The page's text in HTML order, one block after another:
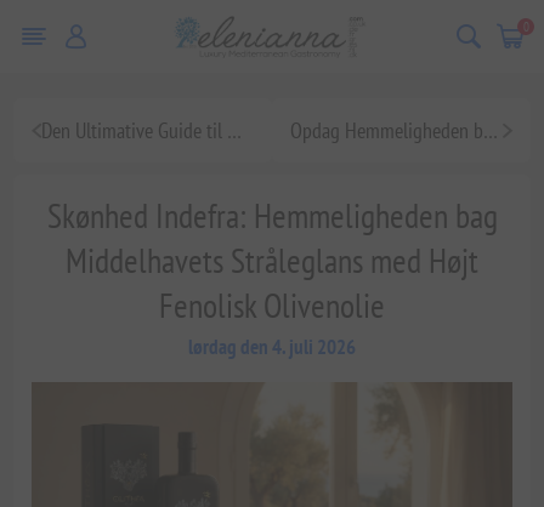
0
Skønhed Indefra: Hemmeligheden bag
Middelhavets Stråleglans med Højt
Fenolisk Olivenolie
lørdag den 4. juli 2026